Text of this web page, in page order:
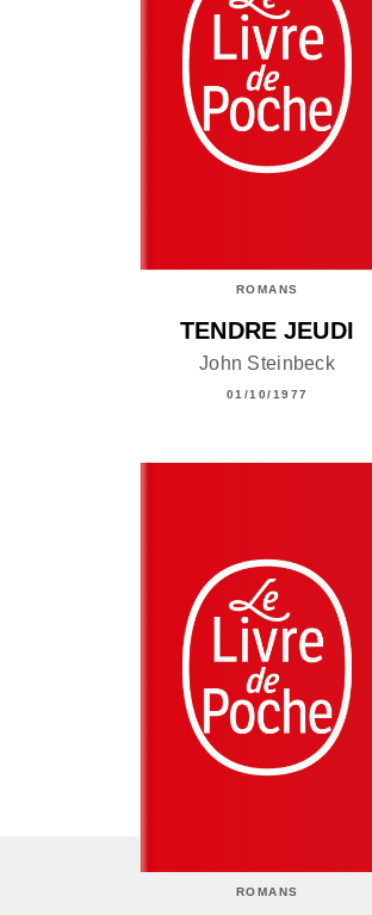
ROMANS
TENDRE JEUDI
John Steinbeck
01/10/1977
ROMANS